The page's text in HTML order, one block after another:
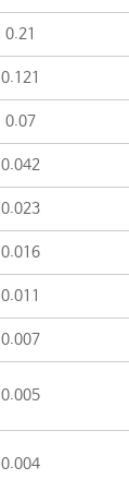
0.21
0.121
0.07
0.042
0.023
0.016
0.011
0.007
0.005
0.004